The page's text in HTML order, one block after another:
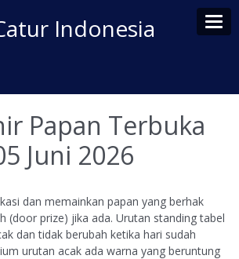
Indonesia
Papan Terbuka
Juni 2026
dan memainkan papan yang berhak
(door prize) jika ada. Urutan standing tabel
dan tidak berubah ketika hari sudah
urutan acak ada warna yang beruntung